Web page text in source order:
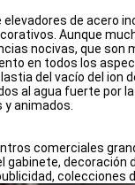
elevadores de acero
Aunque
nocivas, que son
en todos los
del vacío del
al agua fuerte por
animados.
comerciales
gabinete, decoración
colecciones